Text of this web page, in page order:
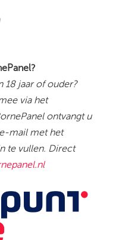
18 jaar of ouder?
via het
ontvangt u
mail met het
te vullen. Direct